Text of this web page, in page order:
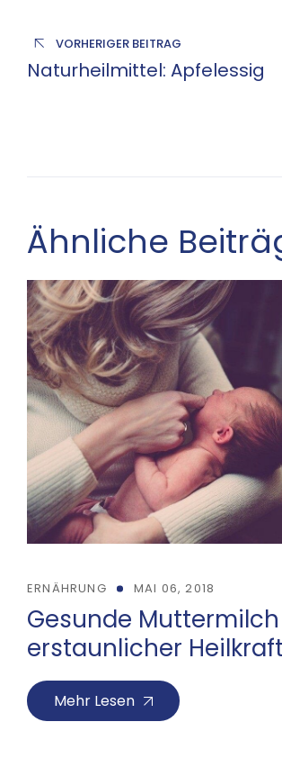
VORHERIGER BEITRAG
Naturheilmittel: Apfelessig
Ähnliche
ERNÄHRUNG MAI 06, 2018
Gesunde
erstaunlicher Heilkraft
Mehr Lesen